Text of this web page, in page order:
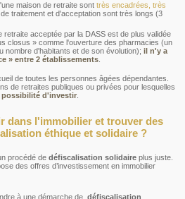
maison de retraite sont très encadrées, très
traitement et d'acceptation sont très longs (3
retraite acceptée par la DASS est de plus validée
closus » comme l'ouverture des pharmacies (un
nombre d'habitants et de son évolution); il n'y a
» entre 2 établissements
de toutes les personnes âgées dépendantes.
de retraites publiques ou privées pour lesquelles
possibilité d'investir
dans l'immobilier et trouver des
éthique et solidaire ?
procédé de défiscalisation solidaire plus juste.
des offres d’investissement en immobilier
à une démarche de défiscalisation